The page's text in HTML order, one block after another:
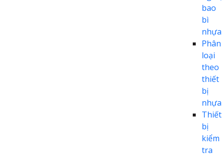
bao
bì
nhựa
Phân
loại
theo
thiết
bị
nhựa
Thiết
bị
kiểm
tra